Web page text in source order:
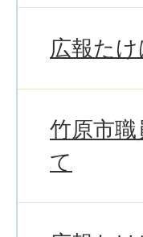
広報た
竹原市
て